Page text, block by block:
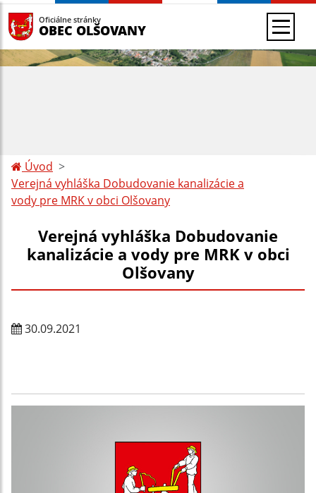
Oficiálne stránky
OBEC OLŠOVANY
Úvod
Verejná vyhláška Dobudovanie kanalizácie a
vody pre MRK v obci Olšovany
Verejná vyhláška Dobudovanie
kanalizácie a vody pre MRK v obci
Olšovany
30.09.2021